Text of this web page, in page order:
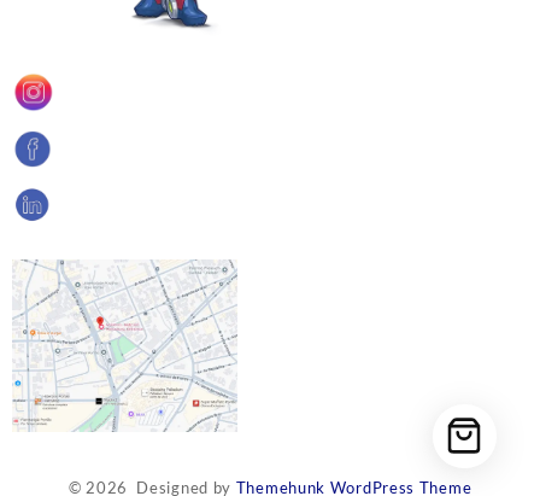
© 2026 Designed by Themehunk WordPress Theme